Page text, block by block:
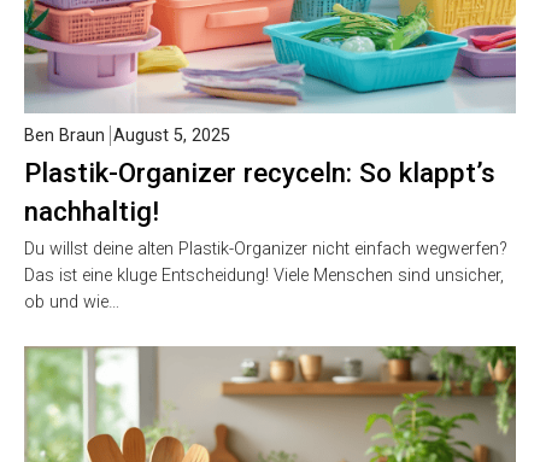
Plastik-Organizer recyceln: So klappt’s
nachhaltig!
Ben Braun August 5, 2025
Du willst deine alten Plastik-Organizer nicht einfach wegwerfen?
Das ist eine kluge Entscheidung! Viele Menschen sind unsicher,
ob und wie…